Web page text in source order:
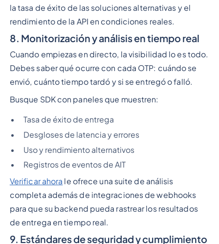
la tasa de éxito de las soluciones alternativas y el
rendimiento de la API en condiciones reales.
8. Monitorización y análisis en tiempo real
Cuando empiezas en directo, la visibilidad lo es todo.
Debes saber qué ocurre con cada OTP: cuándo se
envió, cuánto tiempo tardó y si se entregó o falló.
Busque SDK con paneles que muestren:
Tasa de éxito de entrega
Desgloses de latencia y errores
Uso y rendimiento alternativos
Registros de eventos de AIT
Verificar ahora le ofrece una suite de análisis
completa además de integraciones de webhooks
para que su backend pueda rastrear los resultados
de entrega en tiempo real.
9. Estándares de seguridad y cumplimiento